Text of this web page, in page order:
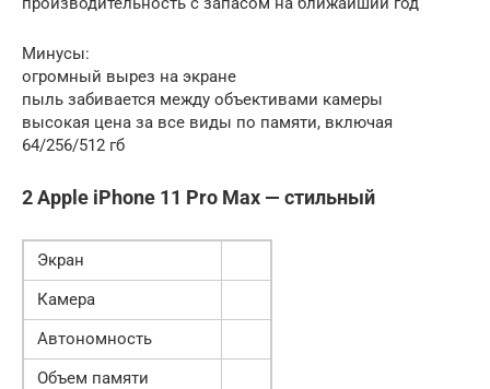
Минусы:
огромный вырез на экране
пыль забивается между объективами камеры
высокая цена за все виды по памяти, включая
64/256/512 гб
2 Apple iPhone 11 Pro Max — стильный
Экран
Камера
Автономность
Объем памяти